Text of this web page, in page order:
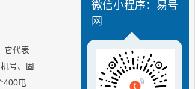
它代表
号、固
400电
微信小程序：易号
网